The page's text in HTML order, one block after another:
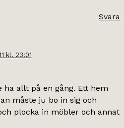
Svara
kl. 23:01
ha allt på en gång. Ett hem
måste ju bo in sig och
plocka in möbler och annat